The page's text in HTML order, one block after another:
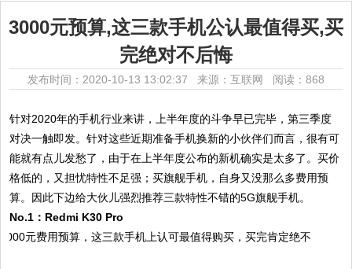
3000元预算,这三款手机公认最值得买,买
完绝对不后悔
发布时间：2020-10-13 13:02:37 来源：互联网 阅读：868
针对2020年的手机行业来讲，上半年度的斗争早已完毕，第三季度
对决一触即发。针对这些近期准备手机换新的小伙伴们而言，很有可
能就有点儿发愁了，由于在上半年度公布的新机确实是太多了。买价
格低的，又担忧特性不足强；买旗舰手机，自身又没那么多费用预
算。因此下边给大伙儿强烈推荐三款特性不错的5G旗舰手机。
No.1：Redmi K30 Pro